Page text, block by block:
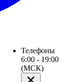
Телефоны
6:00 - 19:00
(МСК)